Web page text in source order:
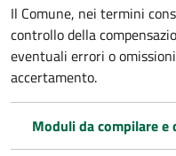
Il Comune, nei termini
controllo della
eventuali errori o
accertamento.
Moduli da compilare e